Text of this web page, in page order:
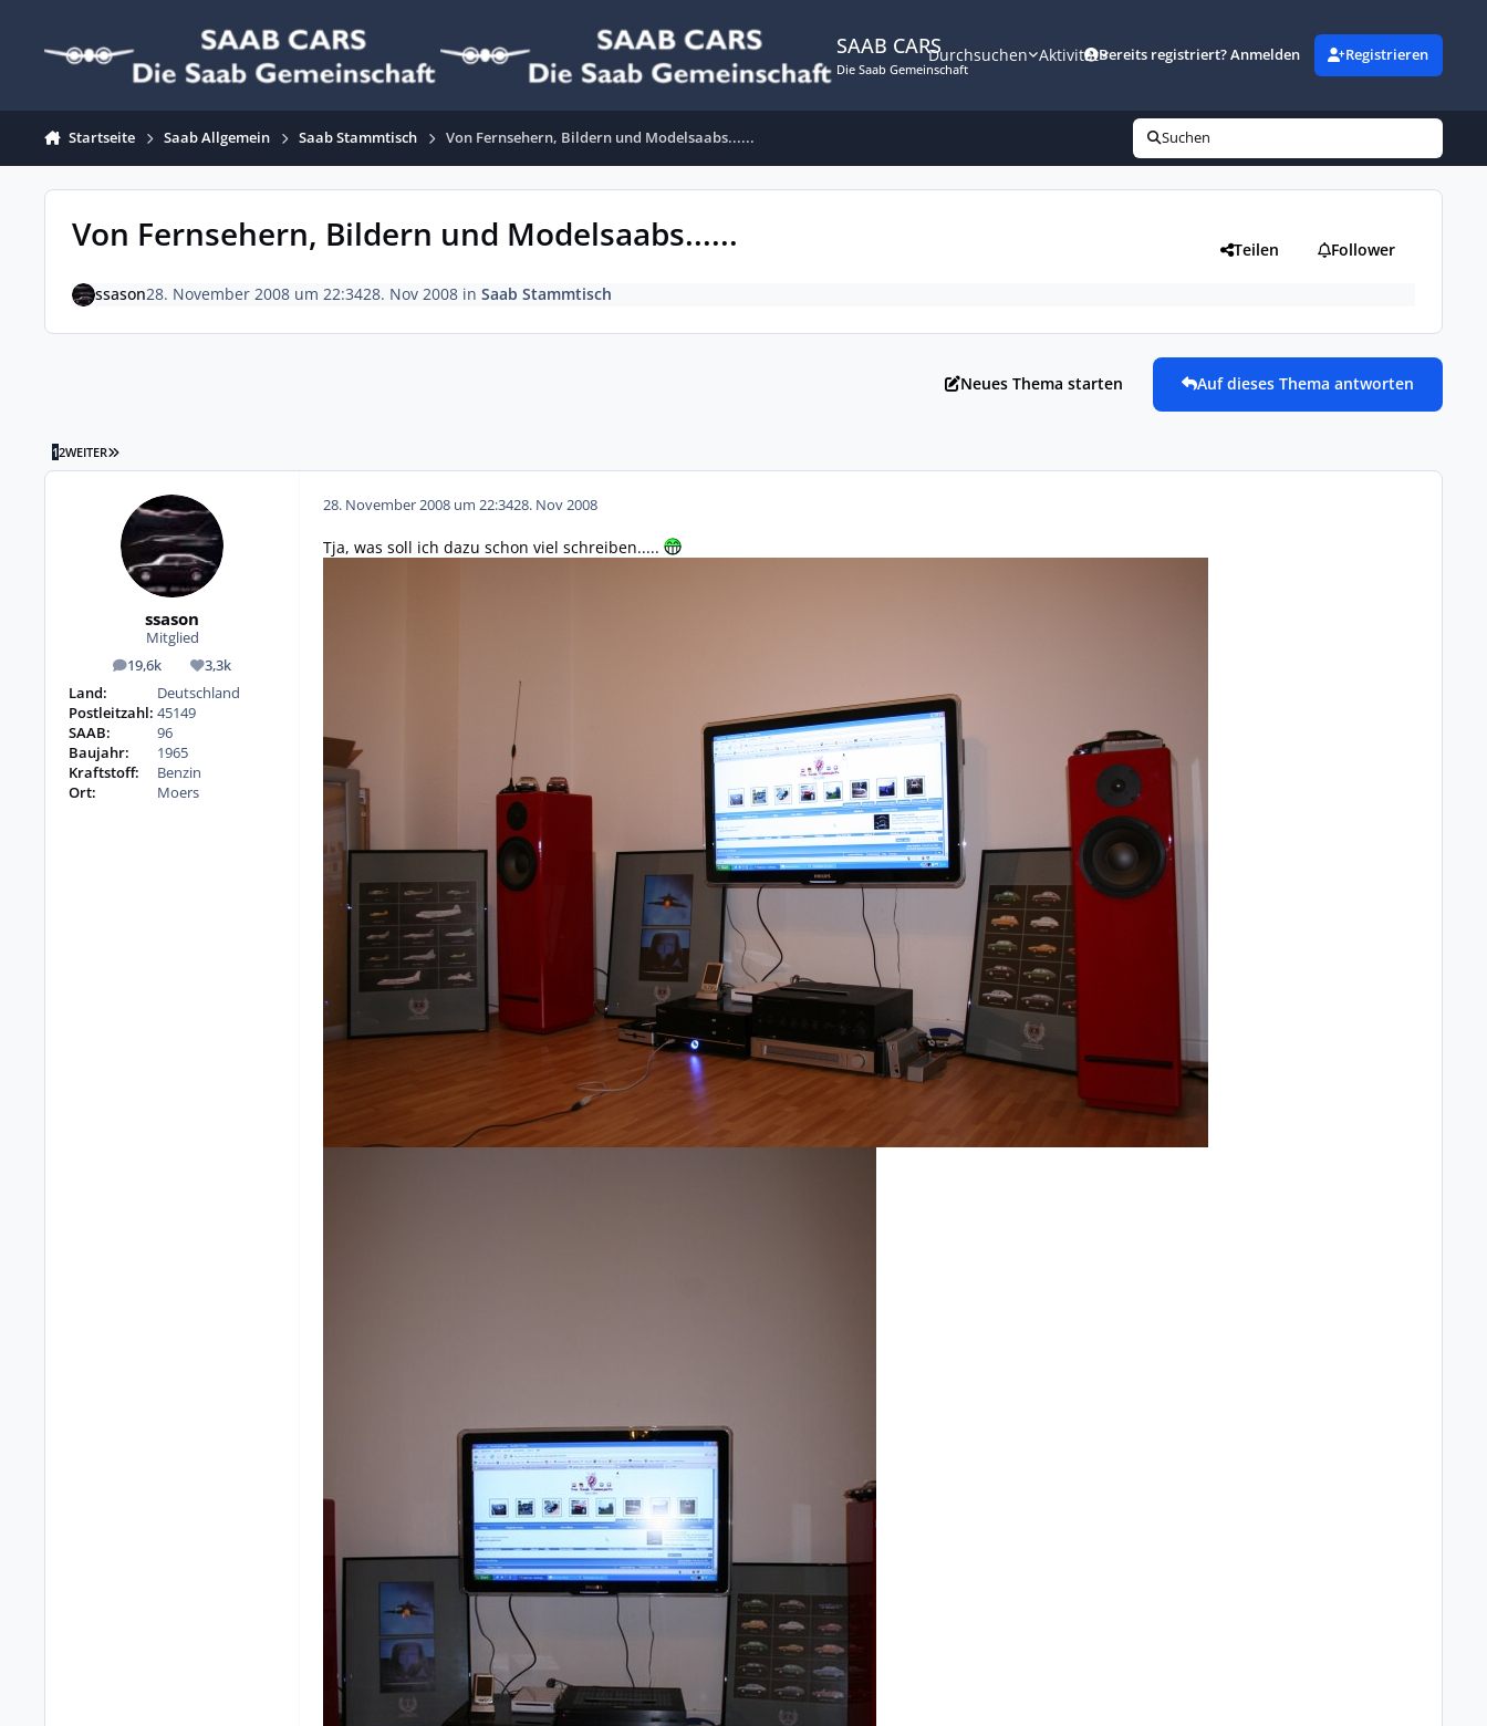
SAAB CARS
Die Saab Gemeinschaft
Durchsuchen AktivitätBereits registriert? Anmelden Registrieren
Startseite Saab Allgemein Saab Stammtisch Von Fernsehern, Bildern und Modelsaabs...... Suchen
Von Fernsehern, Bildern und Modelsaabs...... Teilen Follower
ssason28. November 2008 um 22:3428. Nov 2008in Saab Stammtisch
Neues Thema starten Auf dieses Thema antworten
12WEITER LETZTE SEITE
ssason
Mitglied
19,6k
Beiträge 3,3k
Reputation
Land:
Deutschland
Postleitzahl: 45149
SAAB:
96
Baujahr:
1965
Kraftstoff:
Benzin
Ort:
Moers
28. November 2008 um 22:3428. Nov 2008
Tja, was soll ich dazu schon viel schreiben.....